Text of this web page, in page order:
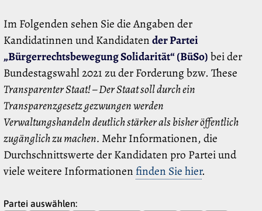
Im Folgenden sehen Sie die Angaben der
Kandidatinnen und Kandidatender Partei
„Bürgerrechtsbewegung Solidarität“ (BüSo)bei der
Bundestagswahl 2021 zu der Forderung bzw. These
Transparenter Staat! – Der Staat soll durch ein
Transparenzgesetz gezwungen werden
Verwaltungshandeln deutlich stärker als bisher öffentlich
zugänglich zu machen. Mehr Informationen, die
Durchschnittswerte der Kandidaten pro Partei und
viele weitere Informationen finden Sie hier.
Partei auswählen: